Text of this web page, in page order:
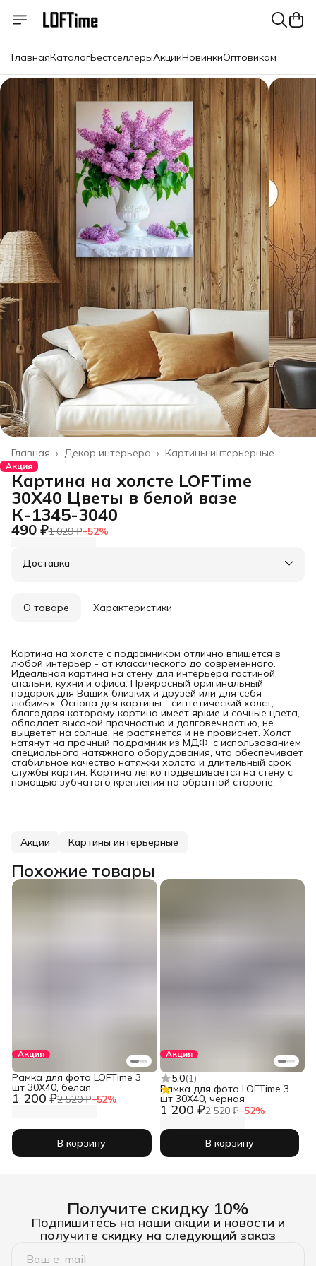
ГлавнаяКаталогБестселлерыАкцииНовинкиОптовикам
Картины интерьерные
Декор интерьера ›
Главная ›
Акция
Картина на холсте LOFTime
30Х40 Цветы в белой вазе
К-1345-3040
490 ₽1 029 ₽−52%
Доставка
О товаре Характеристики
Картина на холсте с подрамником отлично впишется в
любой интерьер - от классического до современного.
Идеальная картина на стену для интерьера гостиной,
спальни, кухни и офиса. Прекрасный оригинальный
подарок для Ваших близких и друзей или для себя
любимых. Основа для картины - синтетический холст,
благодаря которому картина имеет яркие и сочные цвета,
обладает высокой прочностью и долговечностью, не
выцветет на солнце, не растянется и не провиснет. Холст
натянут на прочный подрамник из МДФ, с использованием
специального натяжного оборудования, что обеспечивает
стабильное качество натяжки холста и длительный срок
службы картин. Картина легко подвешивается на стену с
помощью зубчатого крепления на обратной стороне.
Акции Картины интерьерные
Похожие товары
Акция
1 200 ₽2 520 ₽−52%
Рамка для фото LOFTime 3
шт 30Х40, белая
В корзину
Акция
5.0(1)
1 200 ₽2 520 ₽−52%
Рамка для фото LOFTime 3
шт 30Х40, черная
В корзину
Получите скидку 10%
Подпишитесь на наши акции и новости и
получите скидку на следующий заказ